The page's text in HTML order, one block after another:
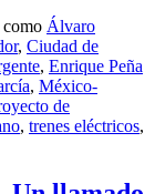
como Álvaro
, Ciudad de
, Enrique Peña
, México-
de
, trenes eléctricos,